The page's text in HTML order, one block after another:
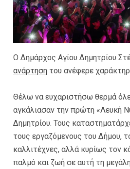
Ο Δημάρχος Αγίου Δημητρίου
ανάρτηση του ανέφερε
Θέλω να ευχαριστήσω θερμά
αγκάλιασαν την πρώτη «Λευκή
Δημητρίου. Τους
τους εργαζόμενους του Δήμου,
καλλιτέχνες, αλλά κυρίως τον
παλμό και ζωή σε αυτή τη